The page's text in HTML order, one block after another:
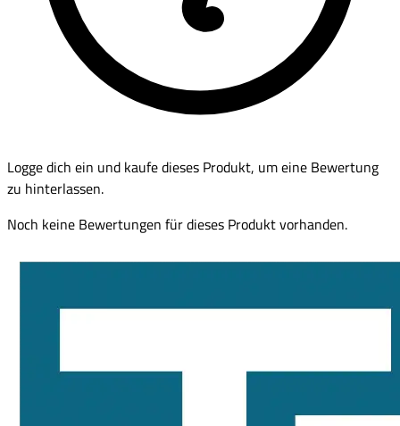
Logge dich ein und kaufe dieses Produkt, um eine Bewertung
zu hinterlassen.
Noch keine Bewertungen für dieses Produkt vorhanden.